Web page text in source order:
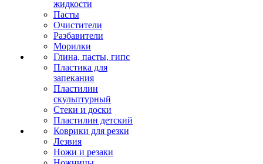
жидкости
Пасты
Очистители
Разбавители
Морилки
Глина, пасты, гипс
Пластика для
запекания
Пластилин
скульптурный
Стеки и доски
Пластилин детский
Коврики для резки
Лезвия
Ножи и резаки